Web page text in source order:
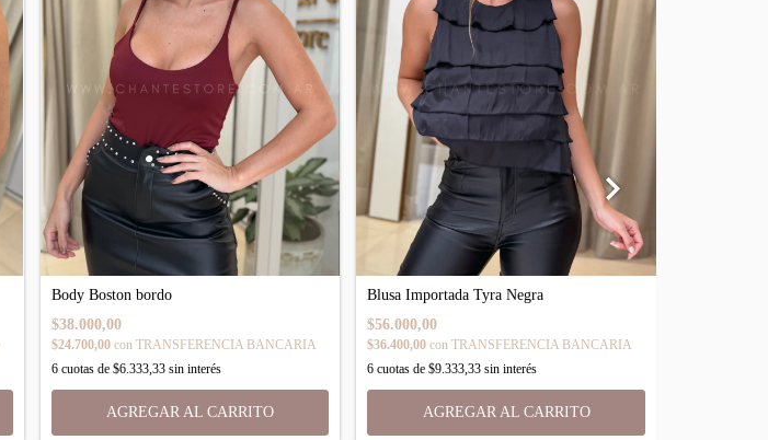
Body Boston bordo
$38.000,00
$24.700,00 con TRANSFERENCIA BANCARIA
6cuotas de $6.333,33sin interés
AGREGAR AL CARRITO
Blusa Importada Tyra Negra
$56.000,00
$36.400,00con TRANSFERENCIA BANCARIA
6 cuotas de$9.333,33 sin interés
AGREGAR AL CARRITO